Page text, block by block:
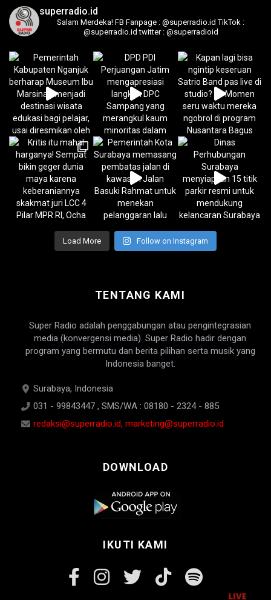
superradio.id
Salam Merdeka! FB Fanpage : @superradio.id TikTok :
@superradio.id twitter : @superradioid
Load More Follow on Instagram
TENTANG KAMI
Super Radio adalah penggabungan atau pengintegrasian
media (konvergensi media). Super Radio hadir dengan
program yang bermutu dan berita pilihan serta musik yang
Indonesia banget.
Surabaya, Indonesia
031 - 99843447 , SMS/WA : 08180 - 2324 - 885
redaksi@superradio.id, marketing@superradio.id
DOWNLOAD
IKUTI KAMI